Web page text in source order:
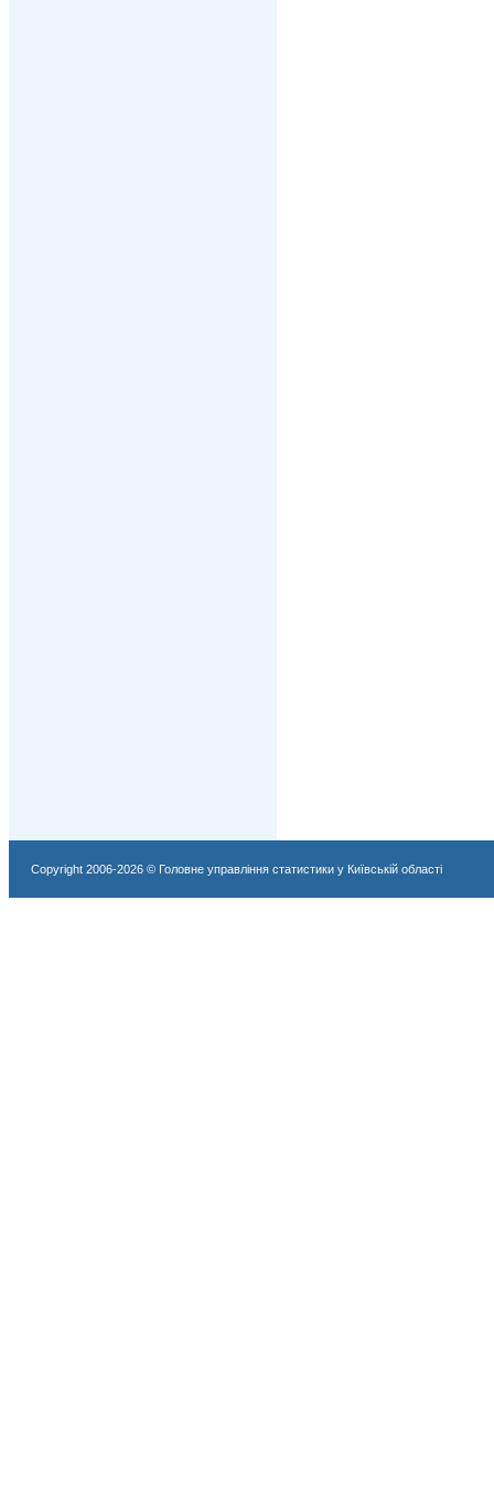
Copyright 2006-2026 © Головне управління статистики у Київській області